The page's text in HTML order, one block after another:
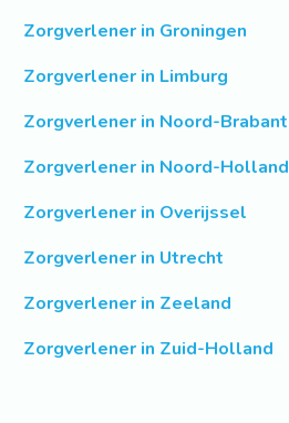
Zorgverlener in Groningen
Zorgverlener in Limburg
Zorgverlener in Noord-Brabant
Zorgverlener in Noord-Holland
Zorgverlener in Overijssel
Zorgverlener in Utrecht
Zorgverlener in Zeeland
Zorgverlener in Zuid-Holland